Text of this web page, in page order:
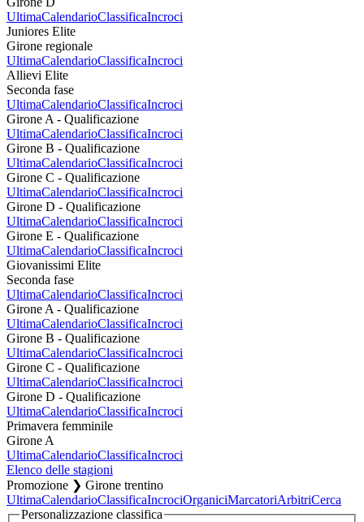
UltimaCalendarioClassificaIncroci
Juniores Elite
Girone regionale
UltimaCalendarioClassificaIncroci
Allievi Elite
Seconda fase
UltimaCalendarioClassificaIncroci
Girone A - Qualificazione
UltimaCalendarioClassificaIncroci
Girone B - Qualificazione
UltimaCalendarioClassificaIncroci
Girone C - Qualificazione
UltimaCalendarioClassificaIncroci
Girone D - Qualificazione
UltimaCalendarioClassificaIncroci
Girone E - Qualificazione
UltimaCalendarioClassificaIncroci
Giovanissimi Elite
Seconda fase
UltimaCalendarioClassificaIncroci
Girone A - Qualificazione
UltimaCalendarioClassificaIncroci
Girone B - Qualificazione
UltimaCalendarioClassificaIncroci
Girone C - Qualificazione
UltimaCalendarioClassificaIncroci
Girone D - Qualificazione
UltimaCalendarioClassificaIncroci
Primavera femminile
Girone A
UltimaCalendarioClassificaIncroci
Elenco delle stagioni
Promozione ❯ Girone trentino
UltimaCalendarioClassificaIncrociOrganiciMarcatoriArbitriCerca
Personalizzazione classifica